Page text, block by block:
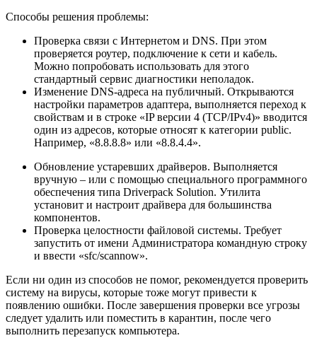
Способы решения проблемы:
Проверка связи с Интернетом и DNS. При этом
проверяется роутер, подключение к сети и кабель.
Можно попробовать использовать для этого
стандартный сервис диагностики неполадок.
Изменение DNS-адреса на публичный. Открываются
настройки параметров адаптера, выполняется переход к
свойствам и в строке «IP версии 4 (TCP/IPv4)» вводится
один из адресов, которые относят к категории public.
Например, «8.8.8.8» или «8.8.4.4».
Обновление устаревших драйверов. Выполняется
вручную – или с помощью специального программного
обеспечения типа Driverpack Solution. Утилита
установит и настроит драйвера для большинства
компонентов.
Проверка целостности файловой системы. Требует
запустить от имени Администратора командную строку
и ввести «sfc/scannow».
Если ни один из способов не помог, рекомендуется проверить
систему на вирусы, которые тоже могут привести к
появлению ошибки. После завершения проверки все угрозы
следует удалить или поместить в карантин, после чего
выполнить перезапуск компьютера.